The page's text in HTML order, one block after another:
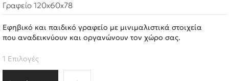
Γραφείο 120x60x78
Εφηβικό και παιδικό γραφείο με μινιμαλιστικά στοιχεία
που αναδεικνύουν και οργανώνουν τον χώρο σας.
1 Επιλογές